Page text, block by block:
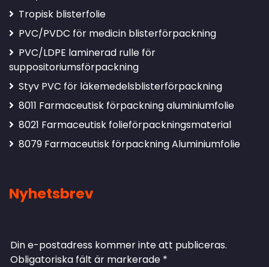
Tropisk blisterfolie
PVC/PVDC för medicin blisterförpackning
PVC/LDPE laminerad rulle för
suppositoriumsförpackning
Styv PVC för läkemedelsblisterförpackning
8011 Farmaceutisk förpackning aluminiumfolie
8021 Farmaceutisk folieförpackningsmaterial
8079 Farmaceutisk förpackning Aluminiumfolie
Nyhetsbrev
Din e-postadress kommer inte att publiceras.
Obligatoriska fält är markerade *